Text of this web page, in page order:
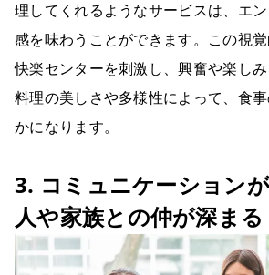
理してくれるようなサービスは、エ
感を味わうことができます。この視
快楽センターを刺激し、興奮や楽しみ
料理の美しさや多様性によって、食
かになります。
3. コミュニケーション
人や家族との仲が深まる